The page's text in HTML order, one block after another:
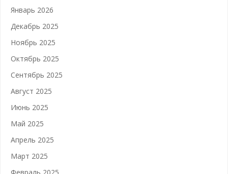
Январь 2026
Декабрь 2025
Ноябрь 2025
Октябрь 2025
Сентябрь 2025
Август 2025
Июнь 2025
Май 2025
Апрель 2025
Март 2025